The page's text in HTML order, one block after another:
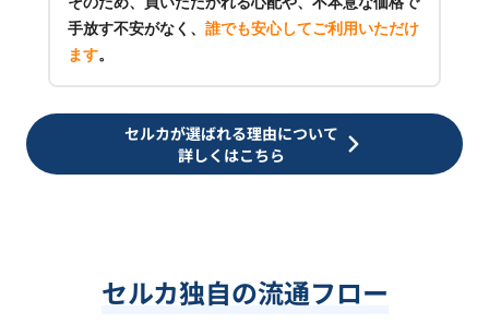
手放す不安がなく、 誰でも安心してご利用いただけ
ます。
セルカが選ばれる理由について
詳しくはこちら
セルカ独自の流通フロー